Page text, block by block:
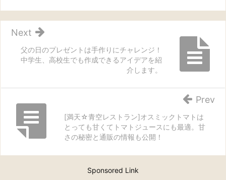
父の日のプレゼントは手作りにチャレンジ！
中学生、高校生でも作成できるアイデアを紹
介します。
Next
[満天☆青空レストラン]オスミックトマトは
とっても甘くてトマトジュースにも最適。甘
さの秘密と通販の情報も公開！
Prev
Sponsored Link